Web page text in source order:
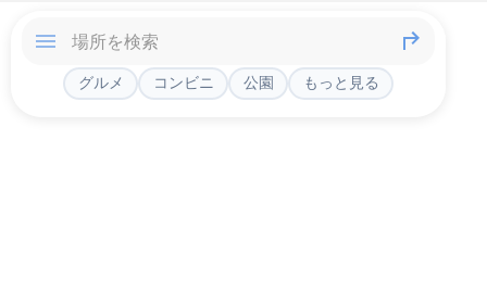
グルメ コンビニ 公園 もっと見る